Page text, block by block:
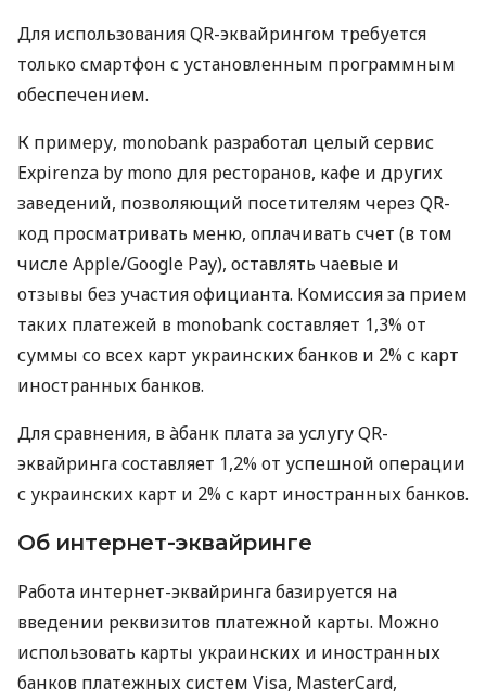
Для использования QR-эквайрингом требуется
только смартфон с установленным программным
обеспечением.
К примеру, monobank разработал целый сервис
Expirenza by mono для ресторанов, кафе и других
заведений, позволяющий посетителям через QR-
код просматривать меню, оплачивать счет (в том
числе Apple/Google Pay), оставлять чаевые и
отзывы без участия официанта. Комиссия за прием
таких платежей в monobank составляет 1,3% от
суммы со всех карт украинских банков и 2% с карт
иностранных банков.
Для сравнения, в àбанк плата за услугу QR-
эквайринга составляет 1,2% от успешной операции
с украинских карт и 2% с карт иностранных банков.
Об интернет-эквайринге
Работа интернет-эквайринга базируется на
введении реквизитов платежной карты. Можно
использовать карты украинских и иностранных
банков платежных систем Visa, MasterCard,